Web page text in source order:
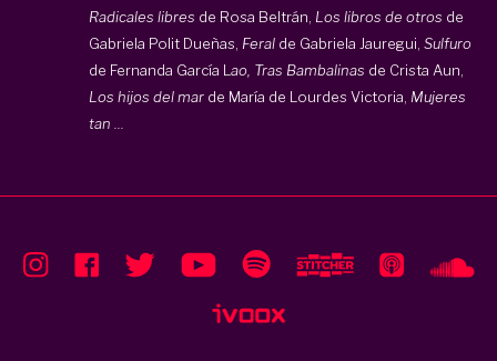
Radicales libres de Rosa Beltrán, Los libros de otros de
Gabriela Polit Dueñas, Feral de Gabriela Jauregui, Sulfuro
de Fernanda García L ao, Tras Bambalinas de Crista Aun,
Los hijos del mar de María de Lourdes Victoria, Mujeres
tan ...